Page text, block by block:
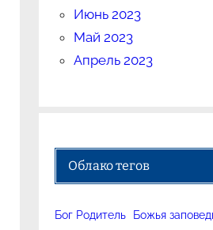
Июнь 2023
Май 2023
Апрель 2023
Облако тегов
Бог Родитель
Божья